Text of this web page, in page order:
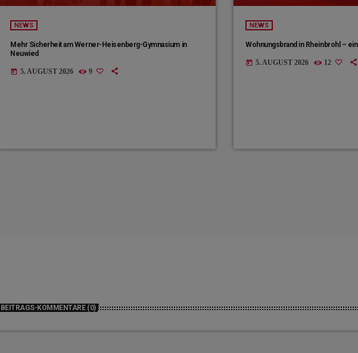
NEWS
Mehr Sicherheit am Werner-Heisenberg-Gymnasium in
Neuwied
today 5. AUGUST 2026 9
NEWS
Wohnungsbrand in Rheinbrohl –
today 5. AUGUST 2026 12
BEITRAGS-KOMMENTARE (0)